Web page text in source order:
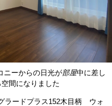
ニーからの日光が部屋中に差し
間になりました
ードプラス152木目柄 ウォ